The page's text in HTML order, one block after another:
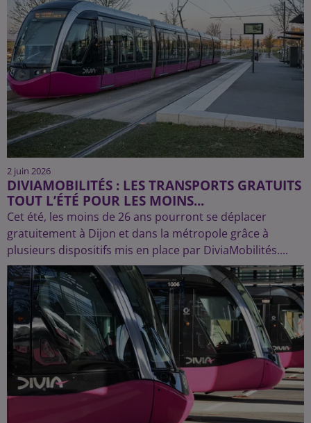
2 juin 2026
DIVIAMOBILITÉS : LES TRANSPORTS GRATUITS
TOUT L’ÉTÉ POUR LES MOINS...
Cet été, les moins de 26 ans pourront se déplacer
gratuitement à Dijon et dans la métropole grâce à
plusieurs dispositifs mis en place par DiviaMobilités....